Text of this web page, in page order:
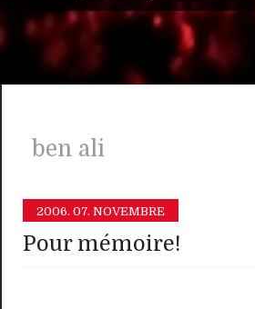
ben ali
2006. 07. NOVEMBRE
Pour mémoire!